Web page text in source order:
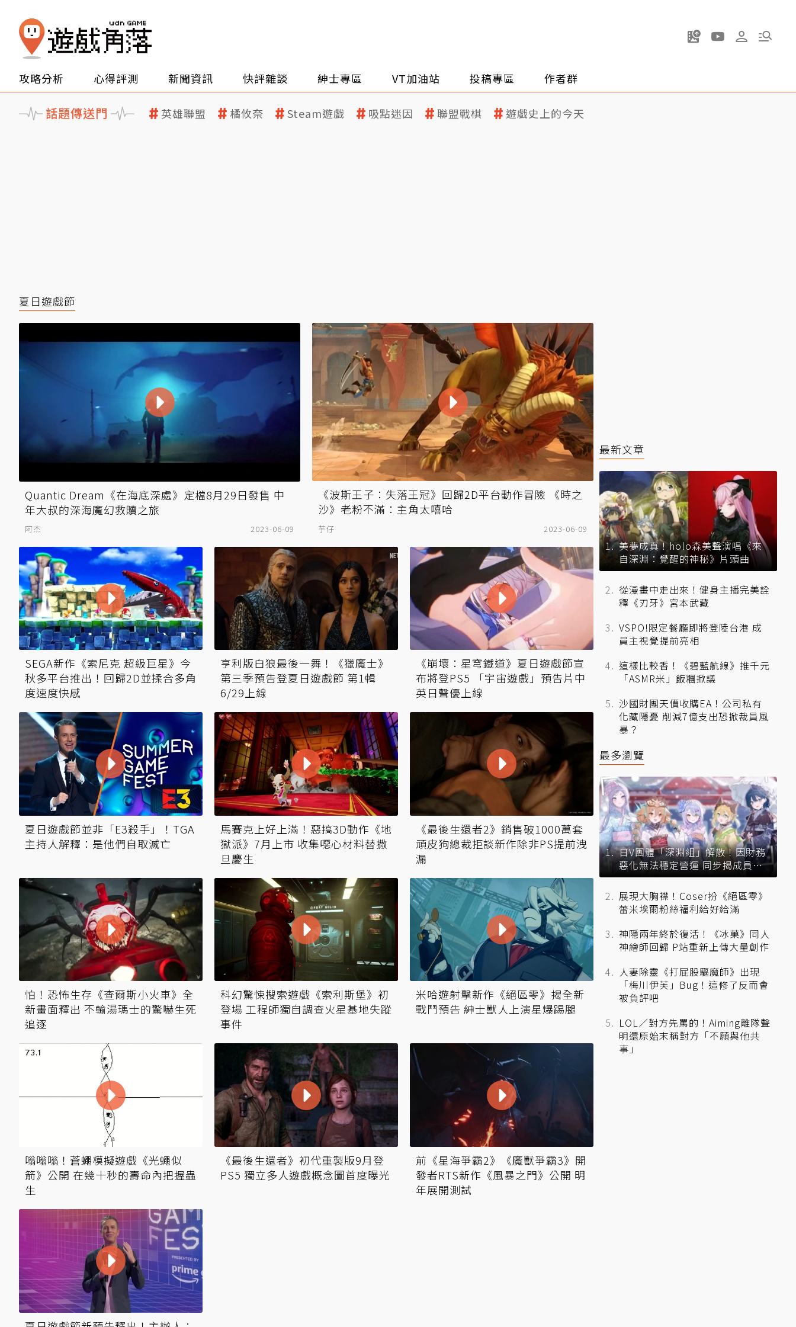
攻略分析 心得評測 新聞資訊 快評雜談 紳士專區 VT加油站 投稿專區 作者群
話題傳送門 英雄聯盟 橘攸奈 Steam遊戲 吸點迷因 聯盟戰棋 遊戲史上的今天
夏日遊戲節
Quantic Dream《在海底深處》定檔8月29日發售 中
年大叔的深海魔幻救贖之旅
阿杰 2023-06-09
《波斯王子：失落王冠》回歸2D平台動作冒險 《時之
沙》老粉不滿：主角太嘻哈
芋仔 2023-06-09
SEGA新作《索尼克 超級巨星》今
秋多平台推出！回歸2D並揉合多角
度速度快感
亨利版白狼最後一舞！《獵魔士》
第三季預告登夏日遊戲節 第1輯
6/29上線
《崩壞：星穹鐵道》夏日遊戲節宣
布將登PS5 「宇宙遊戲」預告片中
英日聲優上線
夏日遊戲節並非「E3殺手」！TGA
主持人解釋：是他們自取滅亡
馬賽克上好上滿！惡搞3D動作《地
獄派》7月上市 收集噁心材料替撒
旦慶生
《最後生還者2》銷售破1000萬套
頑皮狗總裁拒談新作除非PS提前洩
漏
怕！恐怖生存《查爾斯小火車》全
新畫面釋出 不輸湯瑪士的驚嚇生死
追逐
科幻驚悚搜索遊戲《索利斯堡》初
登場 工程師獨自調查火星基地失蹤
事件
米哈遊射擊新作《絕區零》揭全新
戰鬥預告 紳士獸人上演星爆踢腿
嗡嗡嗡！蒼蠅模擬遊戲《光蠅似
箭》公開 在幾十秒的壽命內把握蟲
生
《最後生還者》初代重製版9月登
PS5 獨立多人遊戲概念圖首度曝光
前《星海爭霸2》《魔獸爭霸3》開
發者RTS新作《風暴之門》公開 明
年展開測試
最新文章
美夢成真！holo森美聲演唱《來
自深淵：覺醒的神秘》片頭曲
從漫畫中走出來！健身主播完美詮
釋《刃牙》宮本武藏
VSPO!限定餐廳即將登陸台港 成
員主視覺提前亮相
這樣比較香！《碧藍航線》推千元
「ASMR米」飯糰掀議
沙國財團天價收購EA！公司私有
化藏隱憂 削減7億支出恐掀裁員風
暴？
最多瀏覽
日V團體「深淵組」解散！因財務
惡化無法穩定營運 同步揭成員未
來去向
展現大胸襟！Coser扮《絕區零》
蕾米埃爾粉絲福利給好給滿
神隱兩年終於復活！《冰菓》同人
神繪師回歸 P站重新上傳大量創作
人妻除靈《打屁股驅魔師》出現
「梅川伊芙」Bug！這修了反而會
被負評吧
LOL／對方先罵的！Aiming離隊聲
明還原始末稱對方「不願與他共
事」